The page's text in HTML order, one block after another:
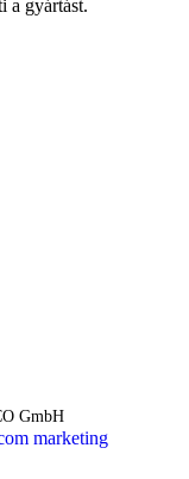
a gyártást.
GmbH